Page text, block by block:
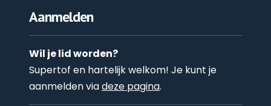
Aanmelden
Wil je lid worden?
Supertof en hartelijk welkom! Je kunt je
aanmelden viadeze pagina.